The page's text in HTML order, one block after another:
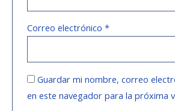
Correo electrónico*
Guardar mi nombre, correo
en este navegador para la próxima